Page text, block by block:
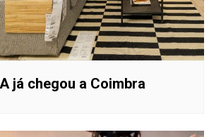
já chegou a Coimbra